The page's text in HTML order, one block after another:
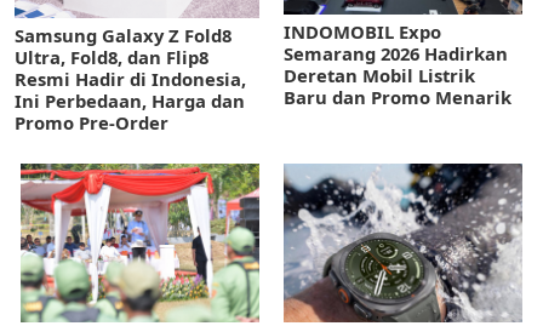
Samsung Galaxy Z Fold8
Ultra, Fold8, dan Flip8
Resmi Hadir di Indonesia,
Ini Perbedaan, Harga dan
Promo Pre-Order
INDOMOBIL Expo
Semarang 2026 Hadirkan
Deretan Mobil Listrik
Baru dan Promo Menarik